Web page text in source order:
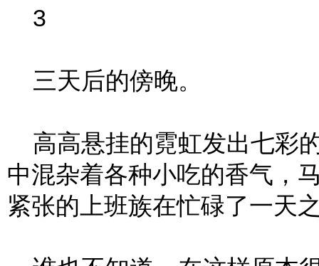
3
三天后的傍晚。
高高悬挂的霓虹发出七彩
中混杂着各种小吃的香气，
紧张的上班族在忙碌了一天